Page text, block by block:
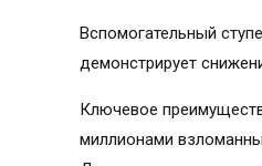
Вспомогательный
демонстрирует
Ключевое
миллионами